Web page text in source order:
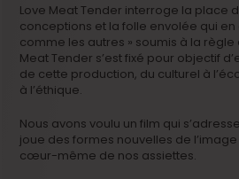
Love Meat Tender interroge la place
conceptions et la folle envolée qui en
comme les autres » soumis à la règle
Meat Tender s’est fixé pour objectif
de cette production, du culturel à
à l’éthique.
Nous avons voulu un film qui
joue des formes nouvelles de
cœur-même de nos assiettes.